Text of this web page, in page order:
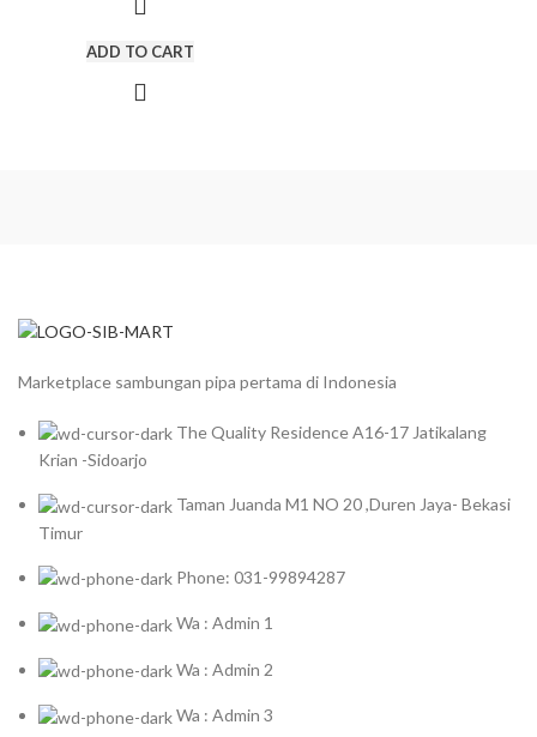
sistem pemipaan. Cara
mudah yaituhanya menggunakan
. Jenis Fitting PVC Compression
Joint : Union Socket Faucet Elbow Plug
ADD TO CART
Marketplace sambungan pipa pertama di Indonesia
The Quality Residence A16-17 Jatikalang
Krian -Sidoarjo
Taman Juanda M1 NO 20 ,Duren Jaya- Bekasi
Timur
Phone: 031-99894287
Wa : Admin 1
Wa : Admin 2
Wa : Admin 3